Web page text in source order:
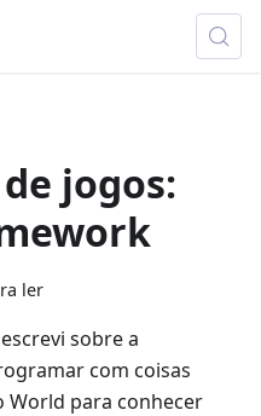
jogos:
ler
sobre a
com coisas
World para conhecer